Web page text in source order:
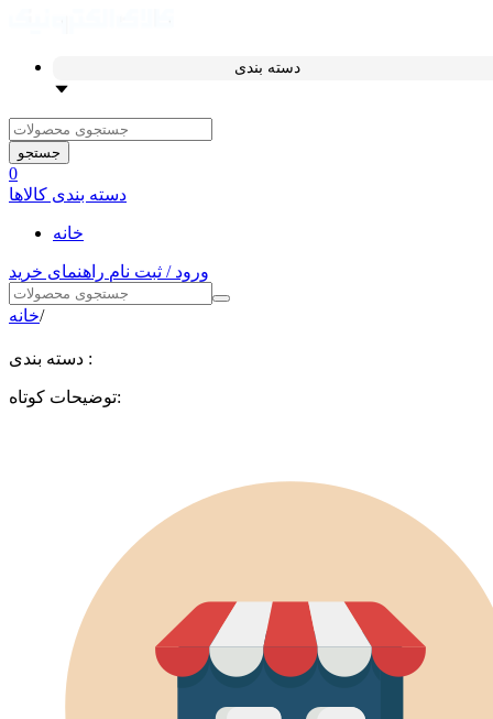
دسته بندی
جستجو
0
دسته بندی کالاها
خانه
ورود / ثبت نام راهنمای خرید
خانه/
دسته بندی :
توضیحات کوتاه: